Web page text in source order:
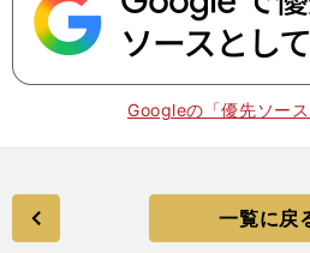
Googleの「優先ソー
一覧に戻